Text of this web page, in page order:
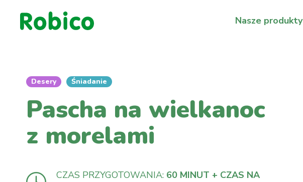
Nasze produkty
Desery Śniadanie
Pascha na wielkanoc
z morelami
CZAS PRZYGOTOWANIA: 60 MINUT + CZAS NA